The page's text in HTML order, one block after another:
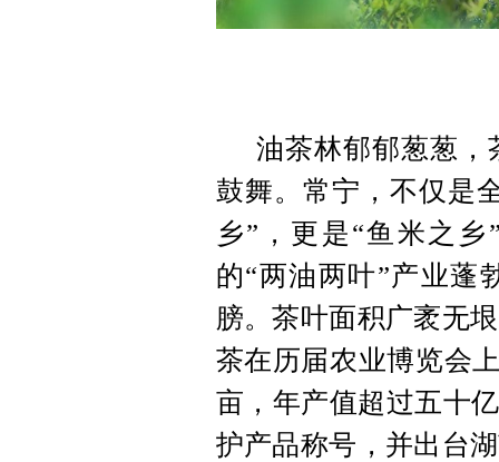
油茶林郁郁葱葱，
鼓舞。常宁，不仅是
乡”，更是“鱼米之
的“两油两叶”产业蓬
膀。茶叶面积广袤无
茶在历届农业博览会
亩，年产值超过五十
护产品称号，并出台